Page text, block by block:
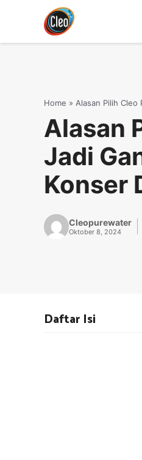
Home » Alasan Pilih Cleo
Alasan
Jadi
Konser
Cleopurewater
Oktober 8, 2024
Daftar Isi